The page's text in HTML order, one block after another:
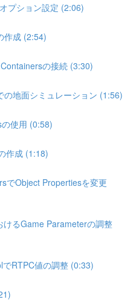
プション設定 (2:06)
作成 (2:54)
の接続 (3:30)
地面シミュレーション (1:56)
使用 (0:58)
作成 (1:18)
でObject Propertiesを変更
けるGame Parameterの調整
RTPC値の調整 (0:33)